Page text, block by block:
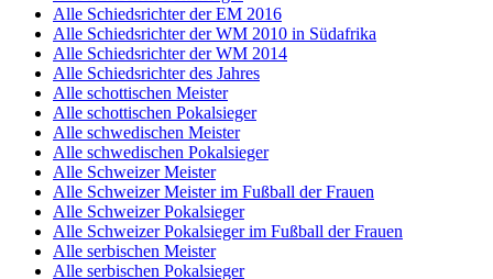
Alle Schiedsrichter der EM 2016
Alle Schiedsrichter der WM 2010 in Südafrika
Alle Schiedsrichter der WM 2014
Alle Schiedsrichter des Jahres
Alle schottischen Meister
Alle schottischen Pokalsieger
Alle schwedischen Meister
Alle schwedischen Pokalsieger
Alle Schweizer Meister
Alle Schweizer Meister im Fußball der Frauen
Alle Schweizer Pokalsieger
Alle Schweizer Pokalsieger im Fußball der Frauen
Alle serbischen Meister
Alle serbischen Pokalsieger